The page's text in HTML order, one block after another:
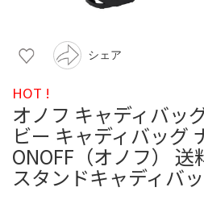
シェア
HOT !
オノフ キャディバッ
ビー キャディバッグ
ONOFF（オノフ）
スタンドキャディバ